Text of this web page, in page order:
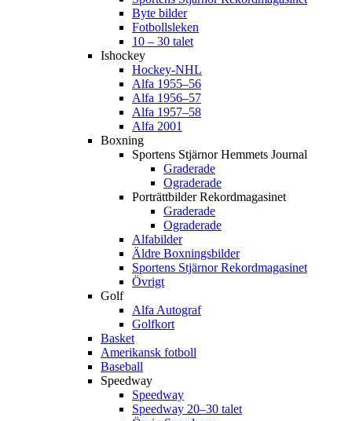
Byte bilder
Fotbollsleken
10 – 30 talet
Ishockey
Hockey-NHL
Alfa 1955–56
Alfa 1956–57
Alfa 1957–58
Alfa 2001
Boxning
Sportens Stjärnor Hemmets Journal
Graderade
Ograderade
Porträttbilder Rekordmagasinet
Graderade
Ograderade
Alfabilder
Äldre Boxningsbilder
Sportens Stjärnor Rekordmagasinet
Övrigt
Golf
Alfa Autograf
Golfkort
Basket
Amerikansk fotboll
Baseball
Speedway
Speedway
Speedway 20–30 talet